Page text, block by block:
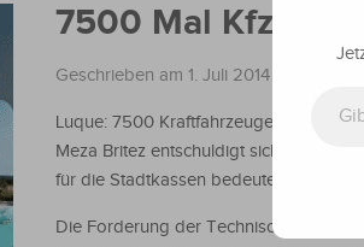
7500 Mal Kfz-
Geschrieben am 1. Juli 2014
Luque: 7500 Kraftfahrzeuge wurden
Meza Britez entschuldigt sich für
für die Stadtkassen bedeutet.
Die Forderung der Technischen